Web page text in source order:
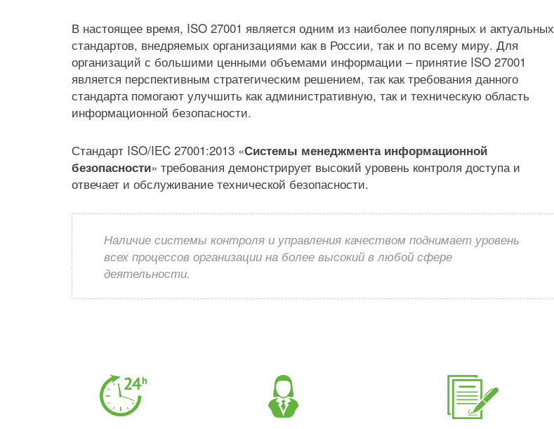
В настоящее время, ISO 27001 является одним из наиболее популярных и актуальных
стандартов, внедряемых организациями как в России, так и по всему миру. Для
организаций с большими ценными объемами информации – принятие ISO 27001
является перспективным стратегическим решением, так как требования данного
стандарта помогают улучшить как административную, так и техническую область
информационной безопасности.
Стандарт ISO/IEC 27001:2013 «Системы менеджмента информационной
безопасности» требования демонстрирует высокий уровень контроля доступа и
отвечает и обслуживание технической безопасности.
Наличие системы контроля и управления качеством поднимает уровень
всех процессов организации на более высокий в любой сфере
деятельности.